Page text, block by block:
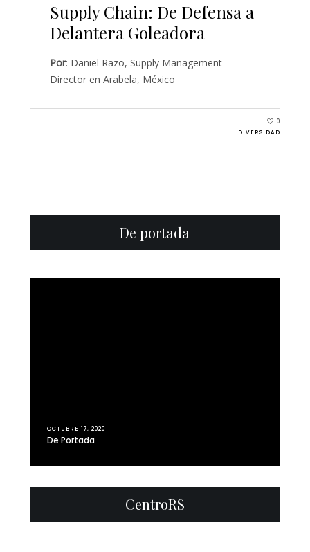
Supply Chain: De Defensa a
Delantera Goleadora
Por: Daniel Razo, Supply Management
Director en Arabela, México
0
DIVERSIDAD
De portada
OCTUBRE 17, 2020
De Portada
CentroRS